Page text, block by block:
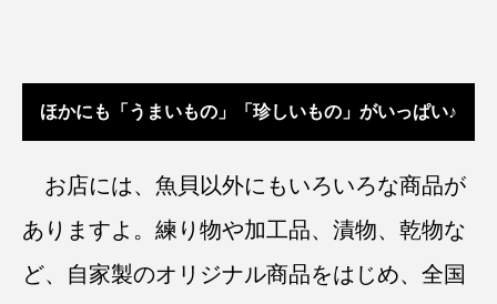
ほかにも「うまいもの」「珍しいもの」がいっぱい♪
お店には、魚貝以外にもいろいろな商品が
ありますよ。練り物や加工品、漬物、乾物な
ど、自家製のオリジナル商品をはじめ、全国